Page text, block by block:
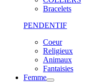
Bracelets
PENDENTIF
Coeur
Religieux
Animaux
Fantaisies
Femme